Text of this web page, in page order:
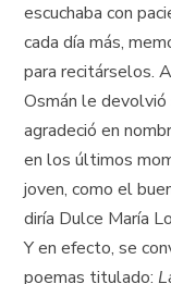
escuchaba con
cada día más,
para recitárselos.
Osmán le
agradeció en
en los últimos
joven, como el
diría Dulce María
Y en efecto, se
poemas titulado: